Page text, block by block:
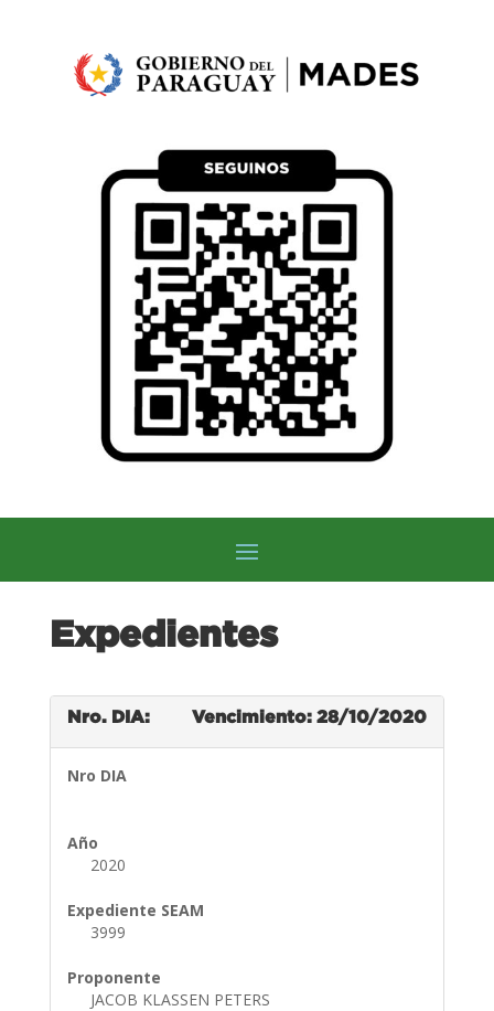
Expedientes
Nro. DIA: Vencimiento: 28/10/2020
Nro DIA
Año
2020
Expediente SEAM
3999
Proponente
JACOB KLASSEN PETERS